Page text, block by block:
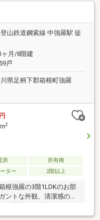
がっております●大浴場・
時間（清掃時間を除
平日 １５時～２１時
日・祝 ９時～２２時（清
ズン ２４時間（清掃時
山鉄道鋼索線 中強羅駅 徒
ヶ月/8階建
戸
県足柄下郡箱根町強羅
2
房
所有権
ター 2階以上
根強羅の3階1LDKのお部
ントな外観、清潔感のあ
的築浅マンションをお探